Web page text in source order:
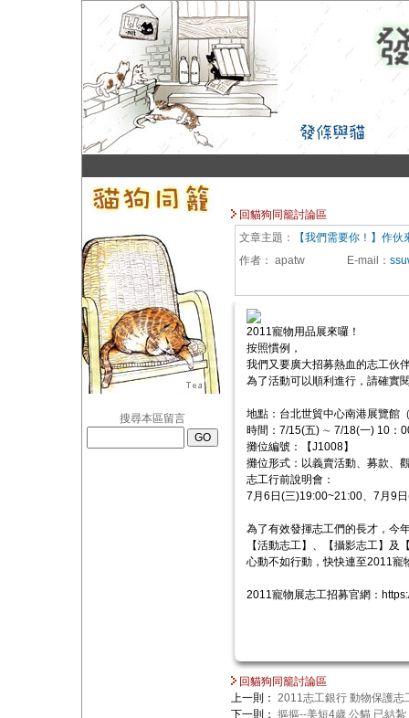
搜尋本區留言
回貓狗同籠討論區
文章主題：
【我們需要你！】作伙
作者： apatw E-mail ：
2011寵物用品展來囉！
按照慣例，
我們又要廣大招募熱血的志工伙
為了活動可以順利進行，請確實
地點：台北世貿中心南港展覽館
時間：7/15(五) ∼ 7/18(一) 10：
攤位編號：【J1008】
攤位形式：以義賣活動、募款、
志工行前說明會：
7月6日(三)19:00~21:00、7月9
為了有效發揮志工們的長才，今
【活動志工】、【攝影志工】及
心動不如行動，快快連至2011寵
2011寵物展志工招募官網：
回貓狗同籠討論區
上一則： 2011志工銀行 動物保護志
下一則： 摳摳--美短4歲 公貓 已結紮